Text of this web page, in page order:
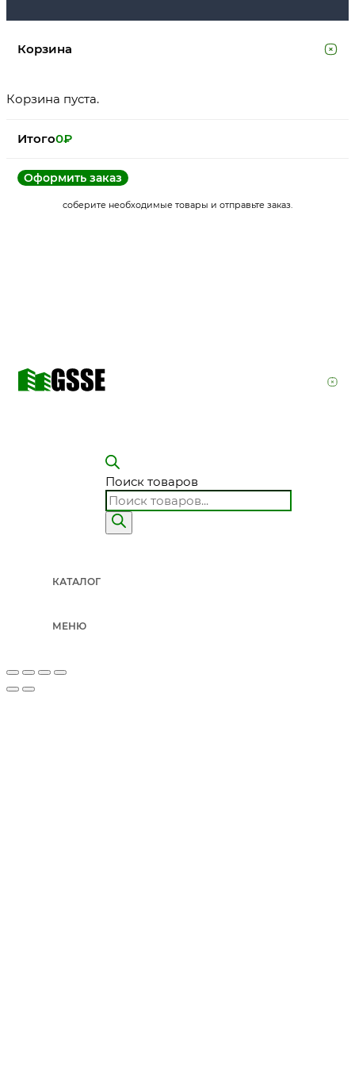
Корзина
Корзина пуста.
Итого0₽
Оформить заказ
соберите необходимые товары и отправьте заказ.
Поиск товаров
КАТАЛОГ
МЕНЮ